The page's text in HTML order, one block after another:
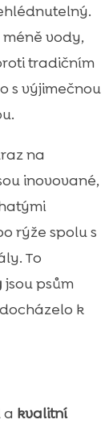
vody,
tradičním
s výjimečnou
na
inovované,
rýže spolu s
To
jsou psům
k
a kvalitní